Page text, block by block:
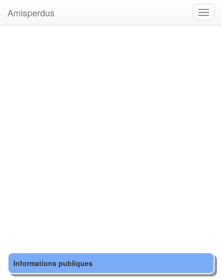
Amisperdus
Informations publiques